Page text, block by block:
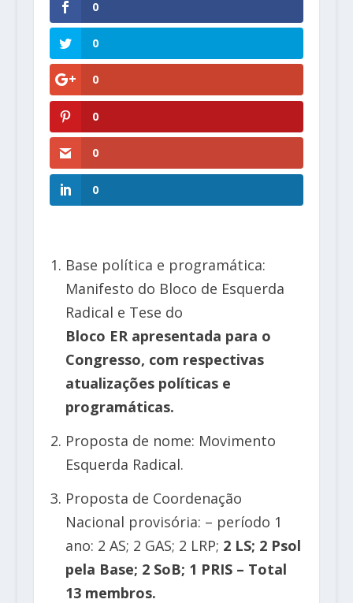
0
0
0
0
0
0
Base política e programática:
Manifesto do Bloco de Esquerda
Radical e Tese do
Bloco ER apresentada para o
Congresso, com respectivas
atualizações políticas e
programáticas.
Proposta de nome: Movimento
Esquerda Radical.
Proposta de Coordenação
Nacional provisória: – período 1
ano: 2 AS; 2 GAS; 2 LRP; 2 LS; 2 Psol
pela Base; 2 SoB; 1 PRIS – Total
13 membros.